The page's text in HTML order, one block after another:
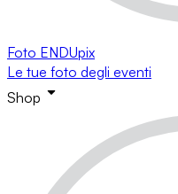
Foto ENDUpix
Le tue foto degli eventi
Shop